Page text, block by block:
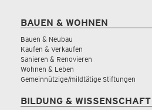
BAUEN & WOHNEN
Bauen & Neubau
Kaufen & Verkaufen
Sanieren & Renovieren
Wohnen & Leben
Gemeinnützige/mildtätige Stiftungen
BILDUNG & WISSENSCHAFT